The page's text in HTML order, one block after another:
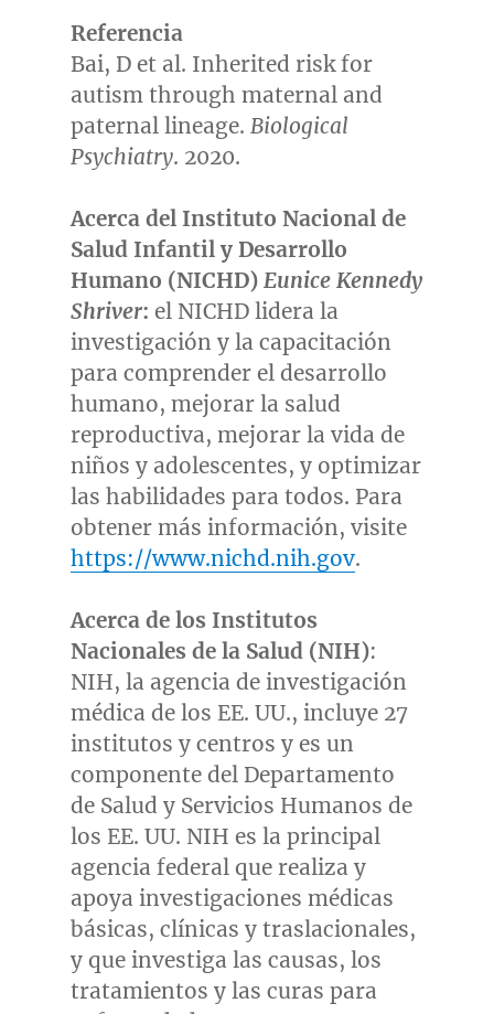
Referencia
Bai, D et al. Inherited risk for
autism through maternal and
paternal lineage. Biological
Psychiatry. 2020.
Acerca del Instituto Nacional de
Salud Infantil y Desarrollo
Humano (NICHD) Eunice Kennedy
Shriver: el NICHD lidera la
investigación y la capacitación
para comprender el desarrollo
humano, mejorar la salud
reproductiva, mejorar la vida de
niños y adolescentes, y optimizar
las habilidades para todos. Para
obtener más información, visite
https://www.nichd.nih.gov.
Acerca de los Institutos
Nacionales de la Salud (NIH):
NIH, la agencia de investigación
médica de los EE. UU., incluye 27
institutos y centros y es un
componente del Departamento
de Salud y Servicios Humanos de
los EE. UU. NIH es la principal
agencia federal que realiza y
apoya investigaciones médicas
básicas, clínicas y traslacionales,
y que investiga las causas, los
tratamientos y las curas para